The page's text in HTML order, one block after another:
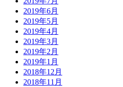
2019年6月
2019年5月
2019年4月
2019年3月
2019年2月
2019年1月
2018年12月
2018年11月